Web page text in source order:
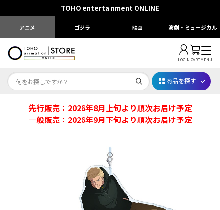
TOHO entertainment ONLINE
アニメ ゴジラ 映画 演劇・ミュージカル
LOGIN CARTMENU
Dr.STONE STONE FES.2026
薬屋のひとりごと 夏の園遊会2026
商品を探す
先行販売：2026年8月上旬より順次お届け予定
一般販売：2026年9月下旬より順次お届け予定